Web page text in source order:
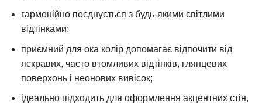
гармонійно поєднується з будь-якими світлими
відтінками;
приємний для ока колір допомагає відпочити від
яскравих, часто втомливих відтінків, глянцевих
поверхонь і неонових вивісок;
ідеально підходить для оформлення акцентних стін,